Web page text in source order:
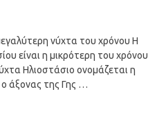
νύχτα του χρόνου Η
είναι η μικρότερη του χρόνου
Ηλιοστάσιο ονομάζεται η
ο άξονας της Γης …